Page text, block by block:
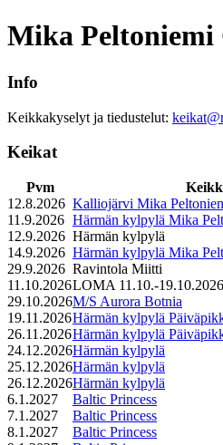
Mika Peltoniemi
Info
Keikkakyselyt ja tiedustelut:
Keikat
Pvm
12.8.2026 Kalliojärvi Mika
11.9.2026 Härmän kylpylä Mika
12.9.2026 Härmän kylpylä
14.9.2026 Härmän kylpylä Mika
29.9.2026 Ravintola Miitti
11.10.2026LOMA 11.10.-19.10.2026
29.10.2026M/S Aurora Botnia
19.11.2026Härmän kylpylä
26.11.2026Härmän kylpylä
24.12.2026Härmän kylpylä
25.12.2026Härmän kylpylä
26.12.2026Härmän kylpylä
6.1.2027
Baltic Princess
7.1.2027
Baltic Princess
8.1.2027
Baltic Princess